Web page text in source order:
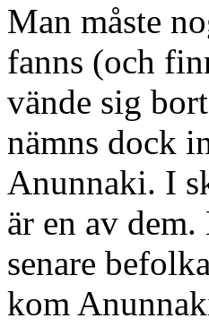
Man måste
fanns (och
vände sig
nämns dock
Anunnaki. I
är en av
senare
kom